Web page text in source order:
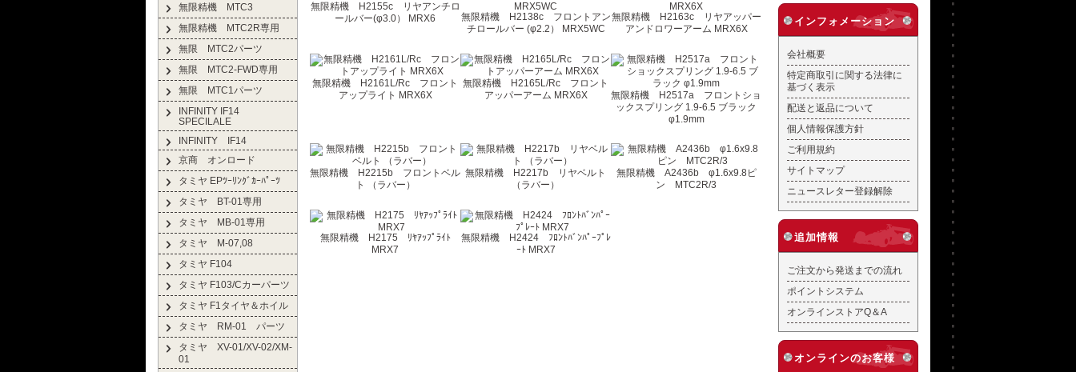
無限精機 MTC3
無限精機 MTC2R専用
無限 MTC2パーツ
無限 MTC2-FWD専用
無限 MTC1パーツ
INFINITY IF14
SPECILALE
INFINITY IF14
京商 オンロード
タミヤ EPﾂｰﾘﾝｸﾞｶｰﾊﾟｰﾂ
タミヤ BT-01専用
タミヤ MB-01専用
タミヤ M-07,08
タミヤ F104
タミヤ F103/Cカーパーツ
タミヤ F1タイヤ＆ホイル
タミヤ RM-01 パーツ
タミヤ XV-01/XV-02/XM-
01
無限精機 H2155c リヤアンチロ
ールバー(φ3.0） MRX6
無限精機 H2138c フロントアン
チロールバー (φ2.2） MRX5WC
無限精機 H2163c リヤアッパー
アンドロワーアーム MRX6X
無限精機 H2161L/Rc フロント
アップライト MRX6X
無限精機 H2165L/Rc フロント
アッパーアーム MRX6X
無限精機 H2517a フロントショ
ックスプリング 1.9-6.5 ブラック
φ1.9mm
無限精機 H2215b フロントベル
ト （ラバー）
無限精機 H2217b リヤベルト
（ラバー）
無限精機 A2436b φ1.6x9.8ピ
ン MTC2R/3
無限精機 H2175 ﾘﾔｱｯﾌﾟﾗｲﾄ
MRX7
無限精機 H2424 ﾌﾛﾝﾄﾊﾞﾝﾊﾟｰﾌﾟﾚ
ｰﾄ MRX7
インフォメーション
会社概要
特定商取引に関する法律に
基づく表示
配送と返品について
個人情報保護方針
ご利用規約
サイトマップ
ニュースレター登録解除
追加情報
ご注文から発送までの流れ
ポイントシステム
オンラインストアQ＆A
オンラインのお客様